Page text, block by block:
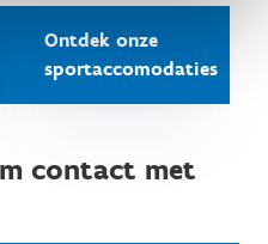
Ontdek onze
sportaccomodaties
contact met